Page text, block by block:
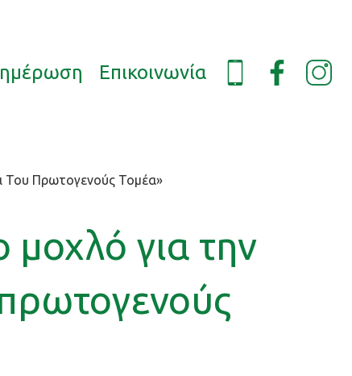
Επικοινωνία
Του Πρωτογενούς Τομέα»
μοχλό για την